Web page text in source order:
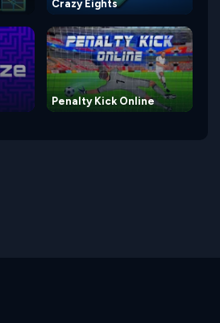
Crazy Eights
Penalty Kick Online